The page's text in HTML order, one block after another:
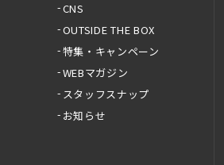
CNS
OUTSIDE THE BOX
特集・キャンペーン
WEBマガジン
スタッフスナップ
お知らせ